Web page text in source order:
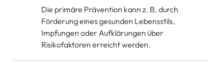
Die primäre Prävention kann z. B. durch
Förderung eines gesunden Lebensstils,
Impfungen oder Aufklärungen über
Risikofaktoren erreicht werden.